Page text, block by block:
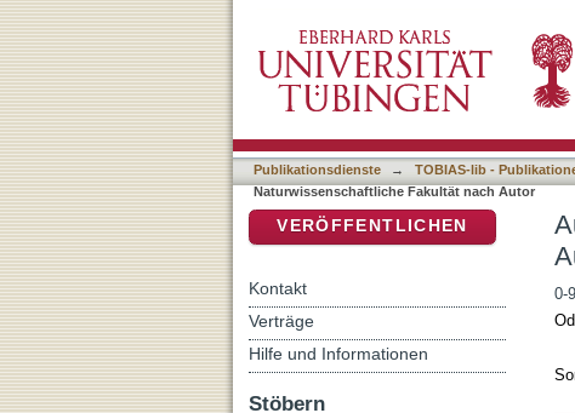
Publikationsdienste → TOBIAS-lib -
Naturwissenschaftliche Fakultät nach Autor
0-9
VERÖFFENTLICHEN
Kontakt
Verträge
Hilfe und Informationen
Stöbern